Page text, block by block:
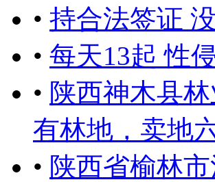
• 持合法签证
• 每天13起 性
• 陕西神木县
有林地，卖地
• 陕西省榆林